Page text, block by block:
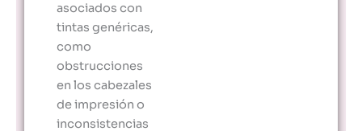
asociados con
tintas genéricas,
como
obstrucciones
en los cabezales
de impresión o
inconsistencias